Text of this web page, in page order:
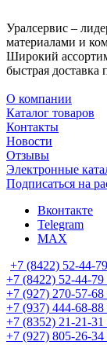
Уралсервис –
материалами и
Широкий
быстрая доставка
О компании
Каталог товаров
Контакты
Новости
Отзывы
Электронные
Подписаться на
Вконтакте
Telegram
MAX
+7 (8422) 52-44-79
+7 (8422) 52-44-79
+7 (927) 270-57-68
+7 (937) 444-68-88
+7 (8352) 21-21-31
+7 (927) 805-26-34